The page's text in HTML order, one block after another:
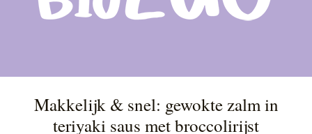
Makkelijk & snel: gewokte zalm in
teriyaki saus met broccolirijst